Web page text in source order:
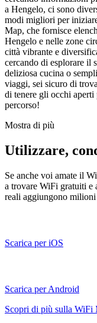
a Hengelo, ci sono
modi migliori per
Map, che fornisce
Hengelo e nelle zone
città vibrante e
cercando di esplorare il
deliziosa cucina o
viaggi, sei sicuro di
di tenere gli occhi
percorso!
Mostra di più
Utilizzare,
Se anche voi amate il
a trovare WiFi gratuiti e
reali aggiungono
Scarica per iOS
Scarica per Android
Scopri di più sulla WiFi